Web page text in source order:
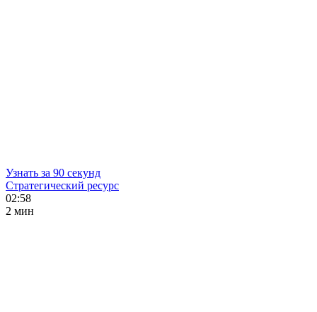
Узнать за 90 секунд
Стратегический ресурс
02:58
2 мин